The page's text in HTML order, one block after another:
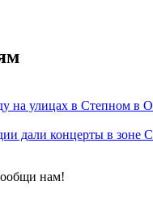
на улицах в Степном в
дали концерты в зоне
нам!